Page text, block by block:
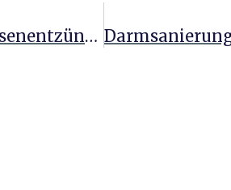
Heilpraktiker-Tipps: Natürliche Hilfe Bei Blasenentzündung